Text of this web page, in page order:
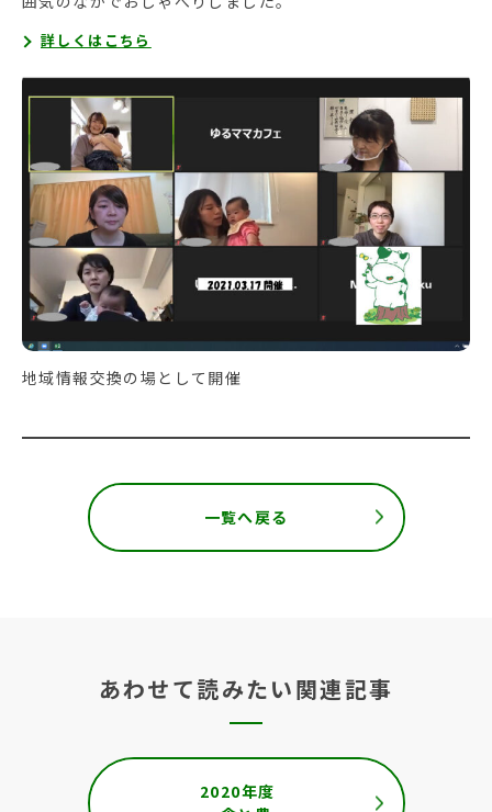
詳しくはこちら
地域情報交換の場として開催
一覧へ戻る
あわせて読みたい関連記事
2020年度